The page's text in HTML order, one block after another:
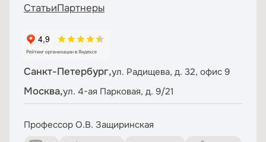
СтатьиПартнеры
Санкт-Петербург,ул. Радищева, д. 32, офис 9
Москва,ул. 4-ая Парковая, д. 9/21
Профессор О.В. Защиринская